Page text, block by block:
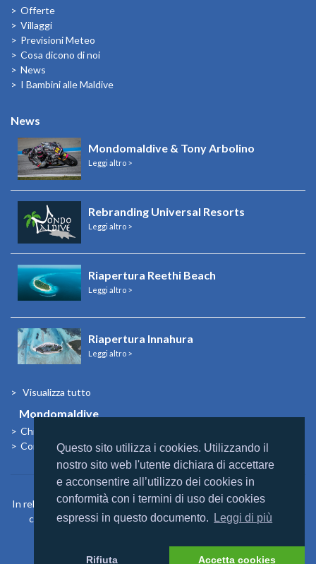
Questo sito utilizza i cookies. Utilizzando il
nostro sito web l'utente dichiara di accettare
e acconsentire all’utilizzo dei cookies in
conformità con i termini di uso dei cookies
espressi in questo documento.
Leggi di più
Rifiuta Accetta cookies
Offerte
Villaggi
Previsioni Meteo
Cosa dicono di noi
News
I Bambini alle Maldive
News
Mondomaldive & Tony Arbolino
Leggi altro >
Rebranding Universal Resorts
Leggi altro >
Riapertura Reethi Beach
Leggi altro >
Riapertura Innahura
Leggi altro >
Visualizza tutto
Mondomaldive
Chi siamo
Contatti
In relazione agli aiuti di Stato e aiuti de Minimis, si rimanda a quanto
contenuto nel “Registro nazionale degli aiuti di Stato” di cui
https://www.rna.gov.it/sites/PortaleRNA/it_IT/home